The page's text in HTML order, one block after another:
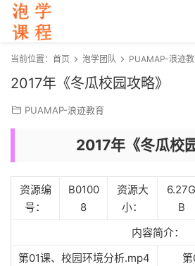
当前位置： 首页 泡学团队 PUAMAP-浪迹
2017年《冬瓜校园攻略》
PUAMAP-浪迹教育
2017年《冬瓜校
资源编
号：
B0100
8
资源大
小：
6.27G
B
内容简介：
第01课、校园环境分析.mp4